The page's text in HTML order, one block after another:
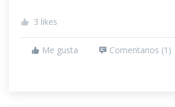
3 likes
Me gusta Comentarios (1 )